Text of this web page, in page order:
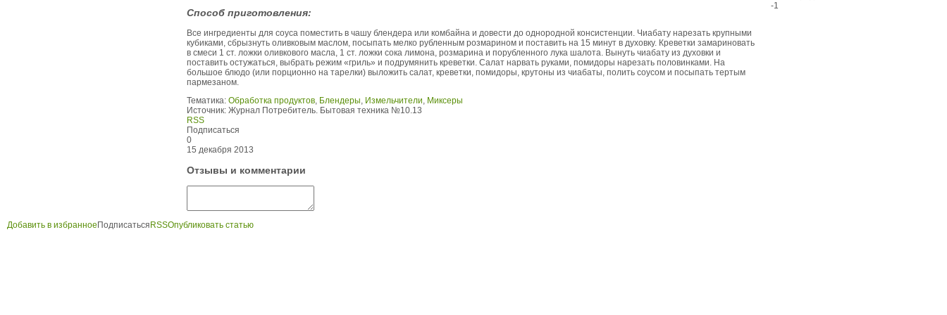
Способ приготовления:
Все ингредиенты для соуса поместить в чашу блендера или комбайна и довести до однородной консистенции. Чиабату нарезать крупными
кубиками, сбрызнуть оливковым маслом, посыпать мелко рубленным розмарином и поставить на 15 минут в духовку. Креветки замариновать
в смеси 1 ст. ложки оливкового масла, 1 ст. ложки сока лимона, розмарина и порубленного лука шалота. Вынуть чиабату из духовки и
поставить остужаться, выбрать режим «гриль» и подрумянить креветки. Салат нарвать руками, помидоры нарезать половинками. На
большое блюдо (или порционно на тарелки) выложить салат, креветки, помидоры, крутоны из чиабаты, полить соусом и посыпать тертым
пармезаном.
Тематика: Обработка продуктов, Блендеры, Измельчители, Миксеры
Источник: Журнал Потребитель. Бытовая техника №10.13
RSS
Подписаться
0
15 декабря 2013
Отзывы и комментарии
-1
Добавить в избранное Подписаться RSSОпубликовать статью